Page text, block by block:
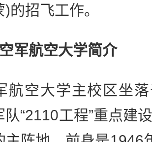
的招飞工作。
军航空大学简介
大学主校区坐落
队“2110工程”重点建